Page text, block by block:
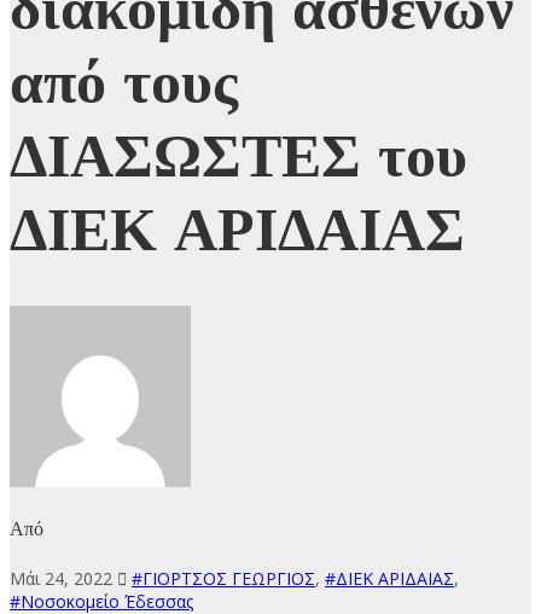
από τους
ΔΙΑΣΩΣΤΕΣ του
ΔΙΕΚ ΑΡΙΔΑΙΑΣ
Από
Μάι 24, 2022 #ΓΙΟΡΤΣΟΣ ΓΕΩΡΓΙΟΣ, #ΔΙΕΚ ΑΡΙΔΑΙΑΣ,
#Νοσοκομείο Έδεσσας